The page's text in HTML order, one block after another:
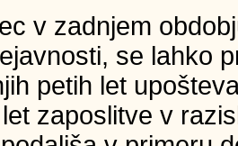
v zadnjem
se lahko
petih let
zaposlitve v